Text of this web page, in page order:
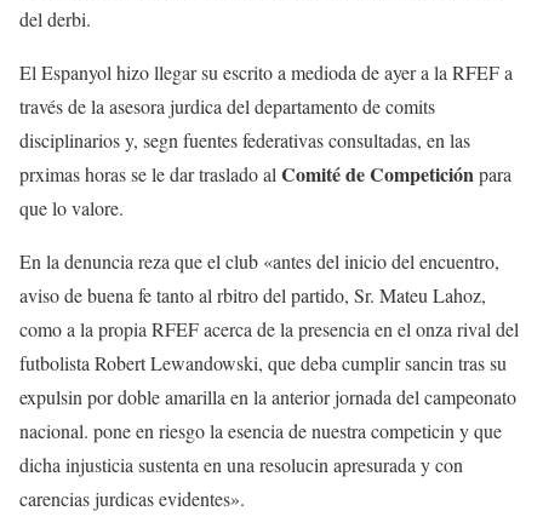
del derbi.
El Espanyol hizo llegar su escrito a medioda de ayer a la RFEF a
través de la asesora jurdica del departamento de comits
disciplinarios y, segn fuentes federativas consultadas, en las
prximas horas se le dar traslado alComité de Competiciónpara
que lo valore.
En la denuncia reza que el club «antes del inicio del encuentro,
aviso de buena fe tanto al rbitro del partido, Sr. Mateu Lahoz,
como a la propia RFEF acerca de la presencia en el onza rival del
futbolista Robert Lewandowski, que deba cumplir sancin tras su
expulsin por doble amarilla en la anterior jornada del campeonato
nacional. pone en riesgo la esencia de nuestra competicin y que
dicha injusticia sustenta en una resolucin apresurada y con
carencias jurdicas evidentes».